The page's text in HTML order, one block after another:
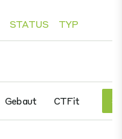
STATUS TYP
Gebaut CTFit